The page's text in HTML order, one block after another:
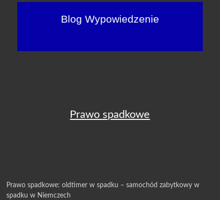
Blog Wypowiedzenie
Prawo spadkowe
Prawo spadkowe: oldtimer w spadku – samochód zabytkowy w
spadku w Niemczech